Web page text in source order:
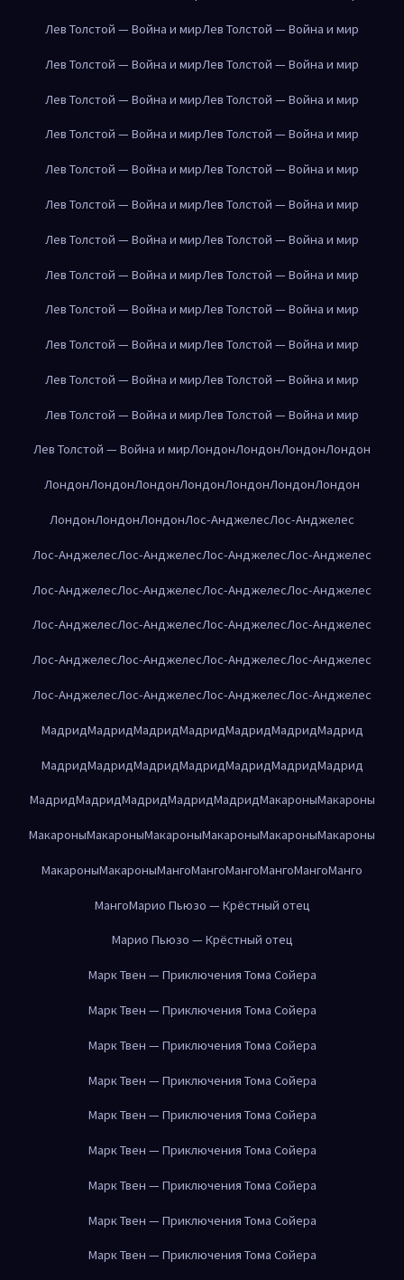
Лев Толстой — Война и мирЛев Толстой — Война и мир
Лев Толстой — Война и мирЛев Толстой — Война и мир
Лев Толстой — Война и мирЛев Толстой — Война и мир
Лев Толстой — Война и мирЛев Толстой — Война и мир
Лев Толстой — Война и мирЛев Толстой — Война и мир
Лев Толстой — Война и мирЛев Толстой — Война и мир
Лев Толстой — Война и мирЛев Толстой — Война и мир
Лев Толстой — Война и мирЛев Толстой — Война и мир
Лев Толстой — Война и мирЛев Толстой — Война и мир
Лев Толстой — Война и мирЛев Толстой — Война и мир
Лев Толстой — Война и мирЛев Толстой — Война и мир
Лев Толстой — Война и мирЛев Толстой — Война и мир
Лев Толстой — Война и мирЛондонЛондонЛондонЛондон
ЛондонЛондонЛондонЛондонЛондонЛондонЛондон
ЛондонЛондонЛондонЛос-АнджелесЛос-Анджелес
Лос-АнджелесЛос-АнджелесЛос-АнджелесЛос-Анджелес
Лос-АнджелесЛос-АнджелесЛос-АнджелесЛос-Анджелес
Лос-АнджелесЛос-АнджелесЛос-АнджелесЛос-Анджелес
Лос-АнджелесЛос-АнджелесЛос-АнджелесЛос-Анджелес
Лос-АнджелесЛос-АнджелесЛос-АнджелесЛос-Анджелес
МадридМадридМадридМадридМадридМадридМадрид
МадридМадридМадридМадридМадридМадридМадрид
МадридМадридМадридМадридМадридМакароныМакароны
МакароныМакароныМакароныМакароныМакароныМакароны
МакароныМакароныМангоМангоМангоМангоМангоМанго
МангоМарио Пьюзо — Крёстный отец
Марио Пьюзо — Крёстный отец
Марк Твен — Приключения Тома Сойера
Марк Твен — Приключения Тома Сойера
Марк Твен — Приключения Тома Сойера
Марк Твен — Приключения Тома Сойера
Марк Твен — Приключения Тома Сойера
Марк Твен — Приключения Тома Сойера
Марк Твен — Приключения Тома Сойера
Марк Твен — Приключения Тома Сойера
Марк Твен — Приключения Тома Сойера